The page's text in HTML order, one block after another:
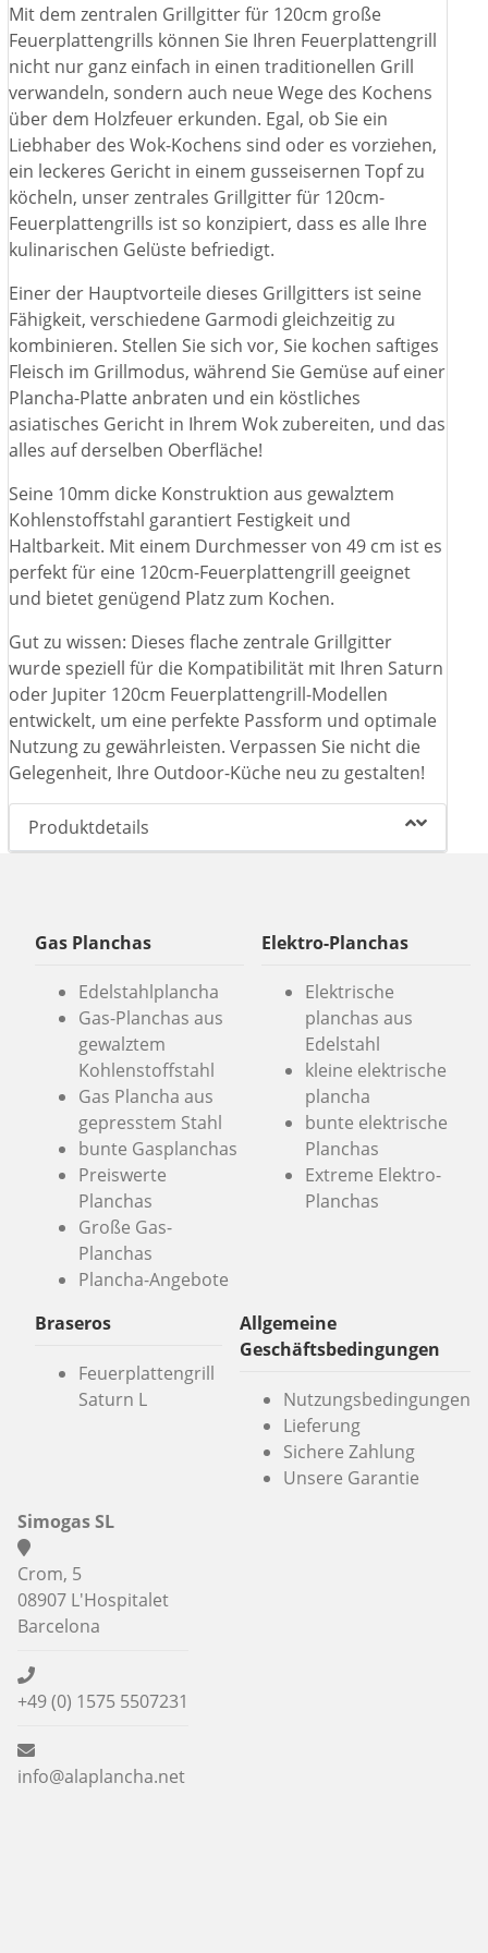
Mit dem zentralen Grillgitter für 120cm große
Feuerplattengrills können Sie Ihren Feuerplattengrill
nicht nur ganz einfach in einen traditionellen Grill
verwandeln, sondern auch neue Wege des Kochens
über dem Holzfeuer erkunden. Egal, ob Sie ein
Liebhaber des Wok-Kochens sind oder es vorziehen,
ein leckeres Gericht in einem gusseisernen Topf zu
köcheln, unser zentrales Grillgitter für 120cm-
Feuerplattengrills ist so konzipiert, dass es alle Ihre
kulinarischen Gelüste befriedigt.
Einer der Hauptvorteile dieses Grillgitters ist seine
Fähigkeit, verschiedene Garmodi gleichzeitig zu
kombinieren. Stellen Sie sich vor, Sie kochen saftiges
Fleisch im Grillmodus, während Sie Gemüse auf einer
Plancha-Platte anbraten und ein köstliches
asiatisches Gericht in Ihrem Wok zubereiten, und das
alles auf derselben Oberfläche!
Seine 10mm dicke Konstruktion aus gewalztem
Kohlenstoffstahl garantiert Festigkeit und
Haltbarkeit. Mit einem Durchmesser von 49 cm ist es
perfekt für eine 120cm-Feuerplattengrill geeignet
und bietet genügend Platz zum Kochen.
Gut zu wissen: Dieses flache zentrale Grillgitter
wurde speziell für die Kompatibilität mit Ihren Saturn
oder Jupiter 120cm Feuerplattengrill-Modellen
entwickelt, um eine perfekte Passform und optimale
Nutzung zu gewährleisten. Verpassen Sie nicht die
Gelegenheit, Ihre Outdoor-Küche neu zu gestalten!
Produktdetails
Gas Planchas
Edelstahlplancha
Gas-Planchas aus
gewalztem
Kohlenstoffstahl
Gas Plancha aus
gepresstem Stahl
bunte Gasplanchas
Preiswerte
Planchas
Große Gas-
Planchas
Plancha-Angebote
Elektro-Planchas
Elektrische
planchas aus
Edelstahl
kleine elektrische
plancha
bunte elektrische
Planchas
Extreme Elektro-
Planchas
Braseros
Feuerplattengrill
Saturn L
Allgemeine
Geschäftsbedingungen
Nutzungsbedingungen
Lieferung
Sichere Zahlung
Unsere Garantie
Simogas SL
Crom, 5
08907 L'Hospitalet
Barcelona
+49 (0) 1575 5507231
info@alaplancha.net